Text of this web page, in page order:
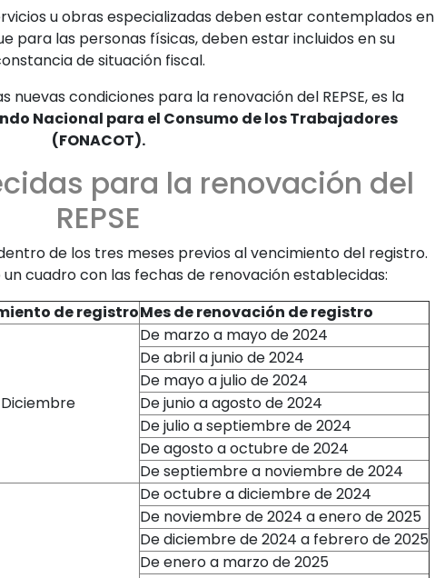
u obras especializadas deben estar contemplados en
para las personas físicas, deben estar incluidos en su
de situación fiscal.
nuevas condiciones para la renovación del REPSE, es la
Nacional para el Consumo de los Trabajadores
(FONACOT).
para la renovación del
REPSE
de los tres meses previos al vencimiento del registro.
cuadro con las fechas de renovación establecidas:
de registroMes de renovación de registro
De marzo a mayo de 2024
De abril a junio de 2024
De mayo a julio de 2024
De junio a agosto de 2024
De julio a septiembre de 2024
De agosto a octubre de 2024
De septiembre a noviembre de 2024
De octubre a diciembre de 2024
De noviembre de 2024 a enero de 2025
De diciembre de 2024 a febrero de 2025
De enero a marzo de 2025